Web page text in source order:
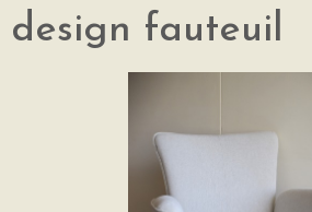
design fauteuil